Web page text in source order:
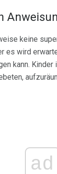
keine
es wird
kann. Kinder
ad